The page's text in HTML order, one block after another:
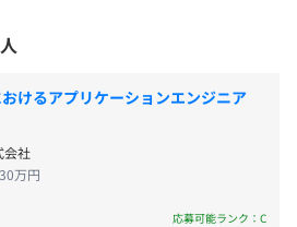
業所（長野県安曇野市豊科田沢
望に沿って決定します。
）、豊科事業所（安曇野市）をご
）
値をつくっていきませんか。
しのフルフレックスタイム制
度を導入しています。働きやす
厚生を整備し、安心して長く
です。多様なバックグラウンド
る、挑戦できる環境で、次の
けるアプリケーションエンジニア
会社
万円
応募可能ランク：C